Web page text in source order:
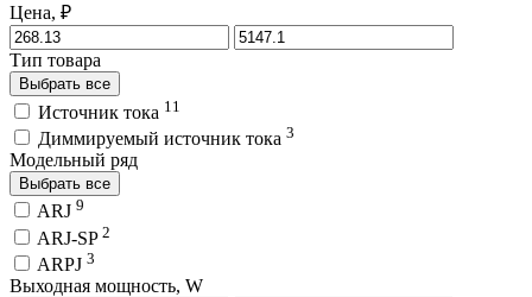
Цена, ₽
Тип товара
Выбрать все
Источник тока 11
Диммируемый источник тока 3
Модельный ряд
Выбрать все
ARJ 9
ARJ-SP 2
ARPJ 3
Выходная мощность, W